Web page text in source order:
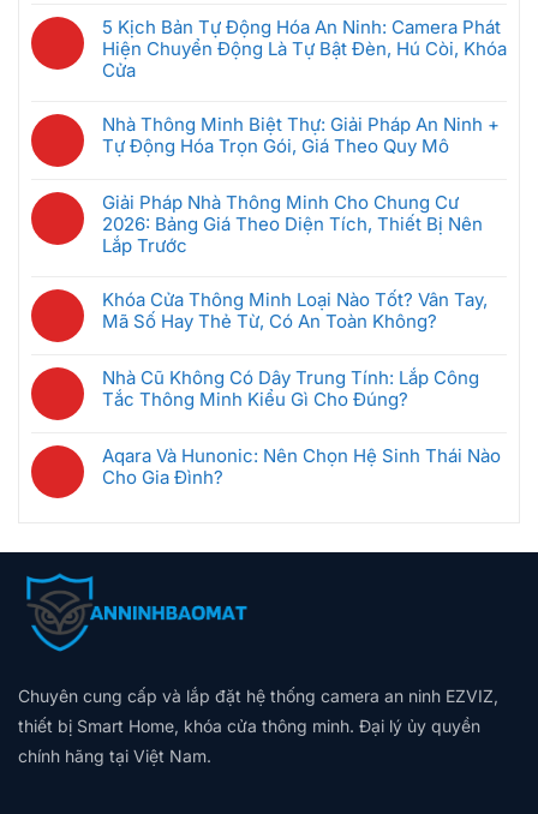
Mua
Đầu
Tiên
Bắt
Đầu
5
Triệu)
Chung
Cư
Thông
Minh:
Pháp
Nào
Tốt
Cho
Căn
Hộ
GRMS
Là
Gì?
Thống
Quản
Lý
Khách
Sạn
Thông
Giúp
Tiết
Kiệm
Ra
Sao
có
bình
luận
ở
Điều
Khiển
Tâm
Nhà
Thông
Minh
Gì?
Cách
Gateway
Phù
Hợp
5 Kịch Bản Tự Động Hóa An Ninh: Camera Phát
Hiện Chuyển Động Là Tự Bật Đèn, Hú Còi, Khóa
Cửa
có
bình
luận
5
Kịch
Bản
Động
Hóa
An
Camera
Phát
Động
Là
Đèn,
Khóa
Nhà Thông Minh Biệt Thự: Giải Pháp An Ninh +
Tự Động Hóa Trọn Gói, Giá Theo Quy Mô
có
bình
luận
ở
Thông
Minh
Thự:
Giải
Pháp
Ninh
+
Giá
Theo
Giải Pháp Nhà Thông Minh Cho Chung Cư
2026: Bảng Giá Theo Diện Tích, Thiết Bị Nên
Lắp Trước
có
bình
Giải
Pháp
Thông
Minh
Cho
2026:
Theo
Thiết
Bị
Nên
Lắp
Trước
Khóa Cửa Thông Minh Loại Nào Tốt? Vân Tay,
Mã Số Hay Thẻ Từ, Có An Toàn Không?
có
bình
luận
Khóa
Cửa
Vân
Tay,
Hay
Thẻ
Từ,
Có
Nhà Cũ Không Có Dây Trung Tính: Lắp Công
Tắc Thông Minh Kiểu Gì Cho Đúng?
có
bình
luận
Cũ
Dây
Công
Tắc
Thông
Minh
Aqara Và Hunonic: Nên Chọn Hệ Sinh Thái Nào
Cho Gia Đình?
bình
Aqara
Chọn
Hệ
Thái
Chuyên cung cấp và lắp đặt hệ thống camera an ninh EZVIZ,
thiết bị Smart Home, khóa cửa thông minh. Đại lý ủy quyền
chính hãng tại Việt Nam.